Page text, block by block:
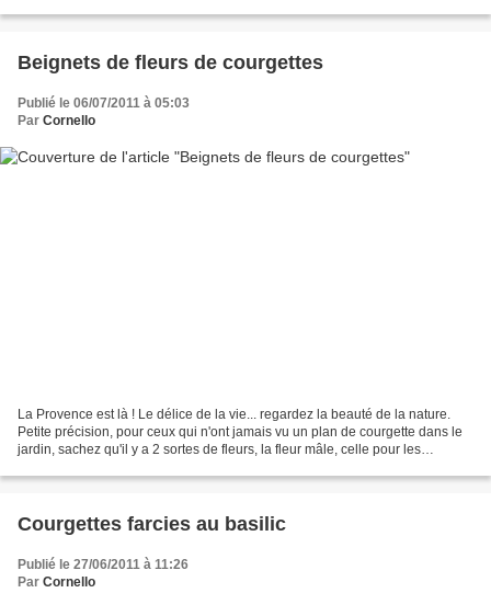
Beignets de fleurs de courgettes
Publié le 06/07/2011 à 05:03
Par Cornello
La Provence est là ! Le délice de la vie... regardez la beauté de la nature.
Petite précision, pour ceux qui n'ont jamais vu un plan de courgette dans le
jardin, sachez qu'il y a 2 sortes de fleurs, la fleur mâle, celle pour les
Courgettes farcies au basilic
Publié le 27/06/2011 à 11:26
Par Cornello